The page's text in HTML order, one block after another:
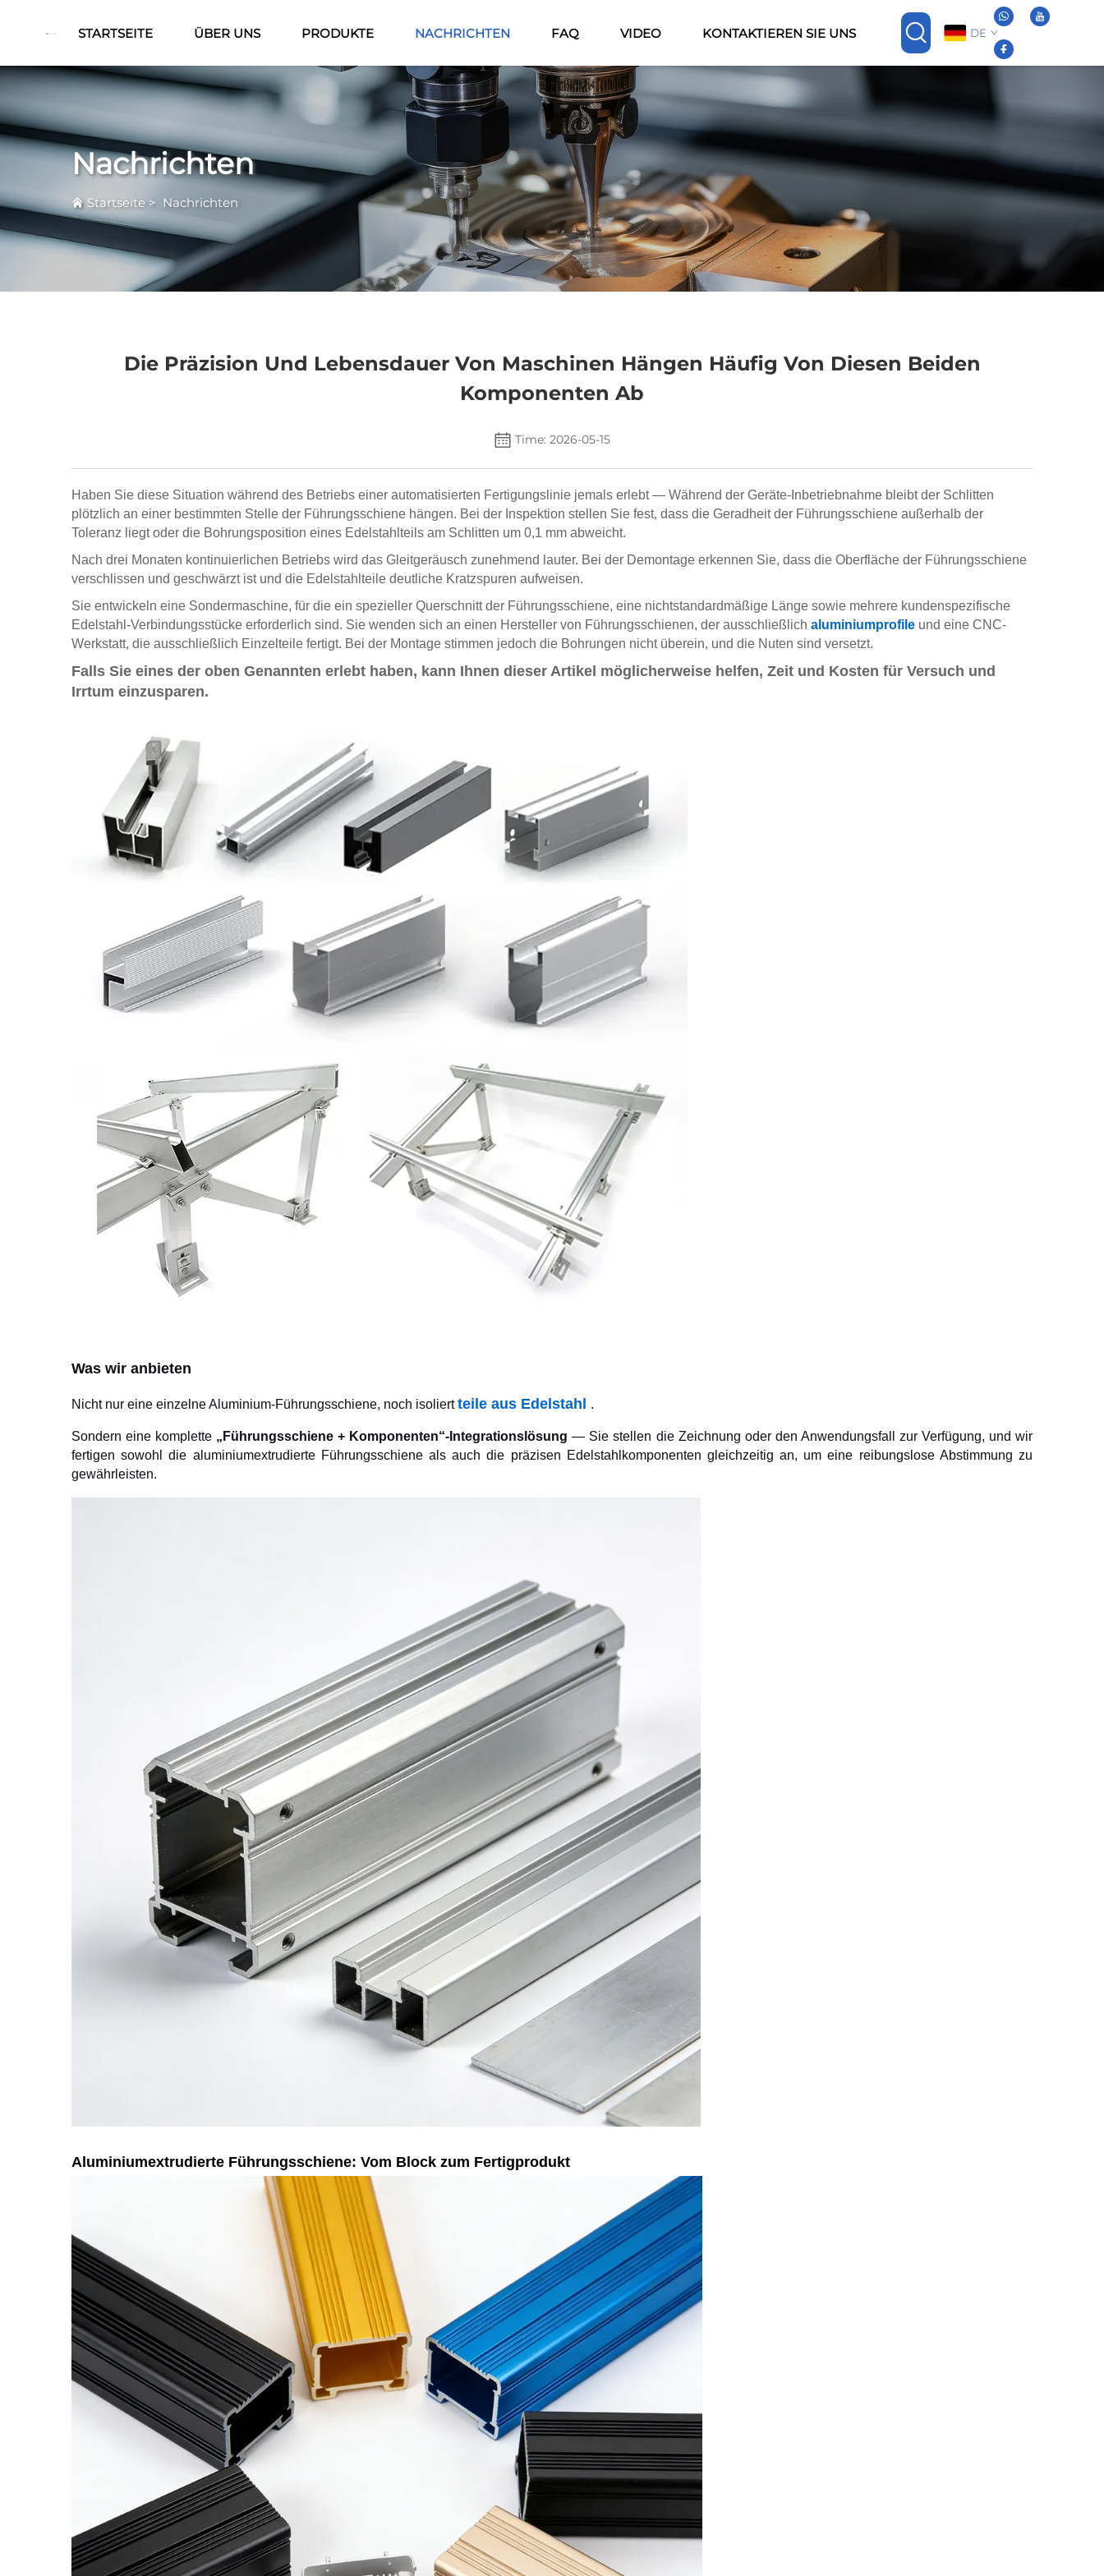
STARTSEITE ÜBER UNS PRODUKTE NACHRICHTEN FAQ VIDEO KONTAKTIEREN SIE UNS DE
Nachrichten
Startseite > Nachrichten
Die Präzision Und Lebensdauer Von Maschinen Hängen Häufig Von Diesen Beiden
Komponenten Ab
Time: 2026-05-15
Haben Sie diese Situation während des Betriebs einer automatisierten Fertigungslinie jemals erlebt — Während der Geräte-Inbetriebnahme bleibt der Schlitten
plötzlich an einer bestimmten Stelle der Führungsschiene hängen. Bei der Inspektion stellen Sie fest, dass die Geradheit der Führungsschiene außerhalb der
Toleranz liegt oder die Bohrungsposition eines Edelstahlteils am Schlitten um 0,1 mm abweicht.
Nach drei Monaten kontinuierlichen Betriebs wird das Gleitgeräusch zunehmend lauter. Bei der Demontage erkennen Sie, dass die Oberfläche der Führungsschiene
verschlissen und geschwärzt ist und die Edelstahlteile deutliche Kratzspuren aufweisen.
Sie entwickeln eine Sondermaschine, für die ein spezieller Querschnitt der Führungsschiene, eine nichtstandardmäßige Länge sowie mehrere kundenspezifische
Edelstahl-Verbindungsstücke erforderlich sind. Sie wenden sich an einen Hersteller von Führungsschienen, der ausschließlich aluminiumprofile und eine CNC-
Werkstatt, die ausschließlich Einzelteile fertigt. Bei der Montage stimmen jedoch die Bohrungen nicht überein, und die Nuten sind versetzt.
Falls Sie eines der oben Genannten erlebt haben, kann Ihnen dieser Artikel möglicherweise helfen, Zeit und Kosten für Versuch und
Irrtum einzusparen.
Was wir anbieten
Nicht nur eine einzelne Aluminium-Führungsschiene, noch isoliertteile aus Edelstahl .
Sondern eine komplette „Führungsschiene + Komponenten“-Integrationslösung— Sie stellen die Zeichnung oder den Anwendungsfall zur Verfügung, und wir
fertigen sowohl die aluminiumextrudierte Führungsschiene als auch die präzisen Edelstahlkomponenten gleichzeitig an, um eine reibungslose Abstimmung zu
gewährleisten.
Aluminiumextrudierte Führungsschiene: Vom Block zum Fertigprodukt